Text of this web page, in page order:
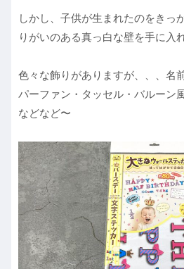
しかし、子供が生まれたのをきっ
りがいのある真っ白な壁を手に
色々な飾りがありますが、、、名
パーファン・タッセル・バルーン
などなど〜